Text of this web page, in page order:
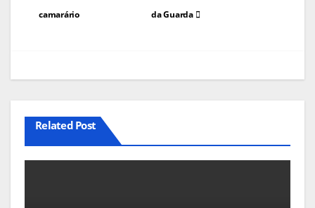
da Guarda
camarário
Related Post